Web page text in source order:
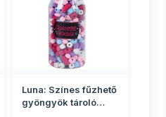
Luna: Színes fűzhető
gyöngyök tároló